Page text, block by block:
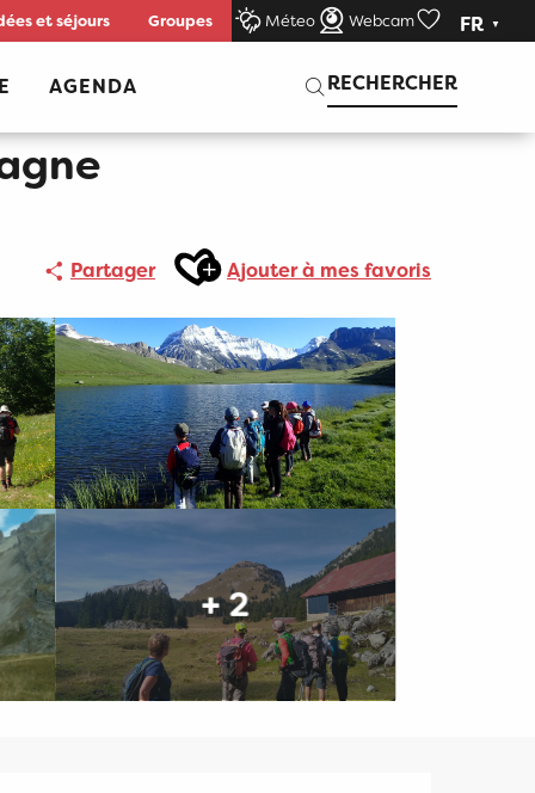
et séjours Groupes Méteo Webcam FR
AGENDA RECHERCHER
Recherche
Partager
Ajouter aux favoris
Ajouter à mes favoris
+ 2